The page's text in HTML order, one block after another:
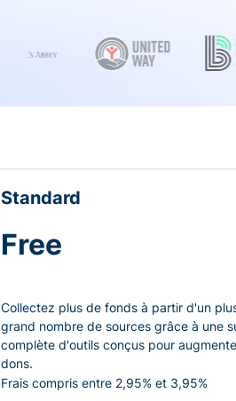
Standard
Free
Collectez plus de fonds à partir d'un
grand nombre de sources grâce à une
complète d'outils conçus pour
dons.
Frais compris entre 2,95% et 3,95%